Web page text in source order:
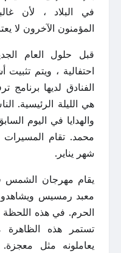
في البلاد ، لأن
المؤمنون الآخرون لا
قبل حلول العام
احتفالية ، ويتم
الفنادق لديها برنامج
هي الليلة الرئيسية.
والهدايا في اليوم
محمد. تقام المسيرات
شهر يناير.
معبد رمسيس
الحرم. في هذه
يعاملونه مثل